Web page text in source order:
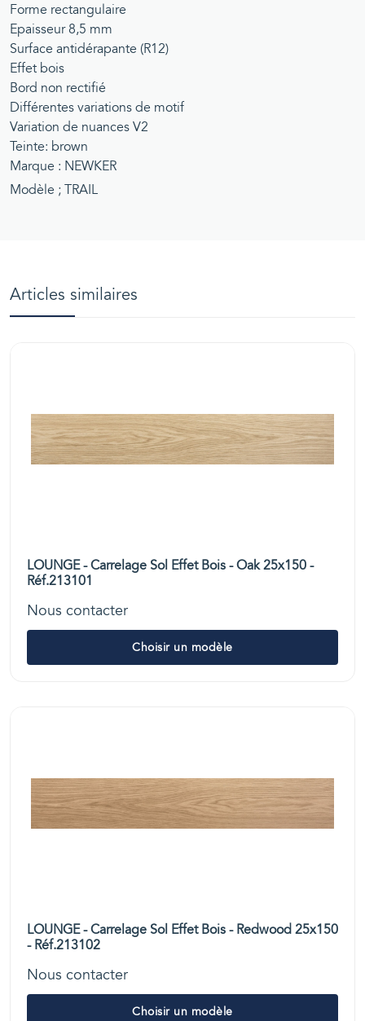
Forme rectangulaire
Epaisseur 8,5 mm
Surface antidérapante (R12)
Effet bois
Bord non rectifié
Différentes variations de motif
Variation de nuances V2
Teinte: brown
Marque : NEWKER
Modèle ; TRAIL
Articles similaires
LOUNGE - Carrelage Sol Effet Bois - Oak 25x150 -
Réf.213101
Nous contacter
Choisir un modèle
LOUNGE - Carrelage Sol Effet Bois - Redwood 25x150
- Réf.213102
Nous contacter
Choisir un modèle